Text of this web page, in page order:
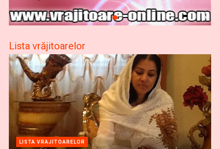
Lista vrăjitoarelor
LISTA VRAJITOARELOR